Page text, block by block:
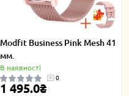
Modfit Business Pink Mesh 41
мм.
В наявності
0
1 495.0₴